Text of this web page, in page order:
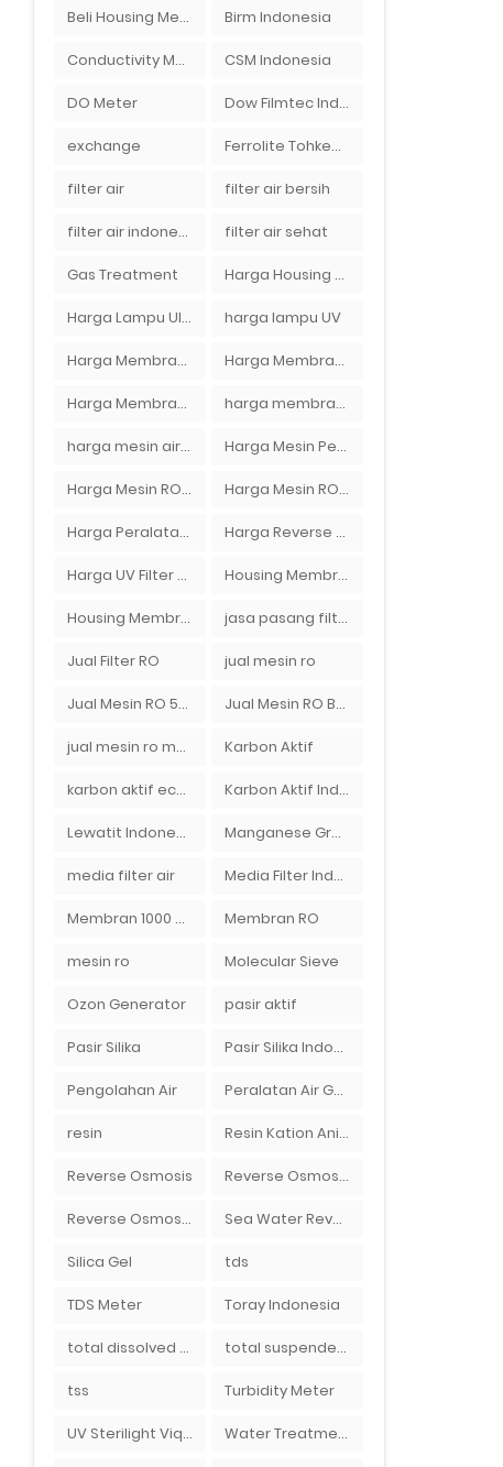
Beli Housing Membran Birm Indonesia
Conductivity Meter CSM Indonesia
DO Meter Dow Filmtec Indonesia
exchange Ferrolite Tohkemy Jepang Indonesia
filter air filter air bersih
filter air indonesia filter air sehat
Gas Treatment Harga Housing Membran RO 2000 GPD
Harga Lampu Ultraviolet Depot Air Isi Ulang harga lampu UV
Harga Membran Air Galon Harga Membran Kantor
Harga Membran RO 100 gpd harga membran ro 1000 gpd
harga mesin air ro Harga Mesin Pengisi Air Galon
Harga Mesin RO 2000 GPD Harga Mesin RO 500 GPD
Harga Peralatan RO Harga Reverse Osmosis di Semarang
Harga UV Filter Air Housing Membran
Housing Membran RO jasa pasang filter air
Jual Filter RO jual mesin ro
Jual Mesin RO 500 gpd 1 Membran Jual Mesin RO Bekas di Medan
jual mesin ro murah semarang Karbon Aktif
karbon aktif eceran Karbon Aktif Indonesia
Lewatit Indonesia Manganese Greensand Plus
media filter air Media Filter Indonesia
Membran 1000 GPD Membran RO
mesin ro Molecular Sieve
Ozon Generator pasir aktif
Pasir Silika Pasir Silika Indonesia
Pengolahan Air Peralatan Air Galon RO Palembang
resin Resin Kation Anion
Reverse Osmosis Reverse Osmosis Micron
Reverse Osmosis Surabaya Sea Water Reverse Osmosis
Silica Gel tds
TDS Meter Toray Indonesia
total dissolved solid total suspended solid
tss Turbidity Meter
UV Sterilight Viqua Water Treatment